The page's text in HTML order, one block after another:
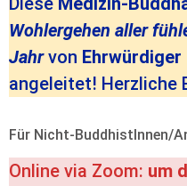
Wohlergehen aller
Jahrvon Ehrwürdiger
angeleitet! Herzliche
Für Nicht-BuddhistInnen/
Online via Zoom: um